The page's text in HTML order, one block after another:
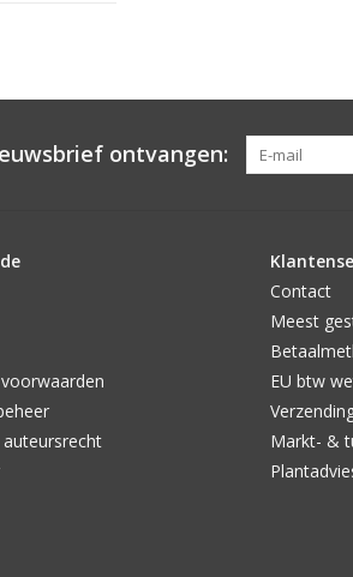
ontvangen:
Contact
Meest
EU btw
Markt- &